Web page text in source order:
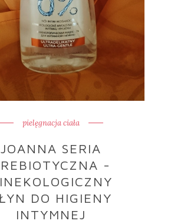
pielęgnacja ciała
JOANNA SERIA
-
DO HIGIENY
INTYMNEJ